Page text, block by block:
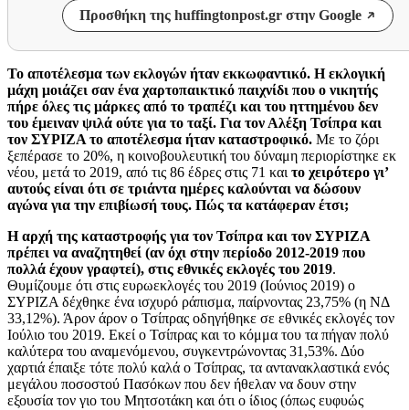
Προσθήκη της huffingtonpost.gr στην Google
Το αποτέλεσμα των εκλογών ήταν εκκωφαντικό. Η εκλογική
μάχη μοιάζει σαν ένα χαρτοπαικτικό παιχνίδι που ο νικητής
πήρε όλες τις μάρκες από το τραπέζι και του ηττημένου δεν
του έμειναν ψιλά ούτε για το ταξί. Για τον Αλέξη Τσίπρα και
τον ΣΥΡΙΖΑ το αποτέλεσμα ήταν καταστροφικό. Με το ζόρι
ξεπέρασε το 20%, η κοινοβουλευτική του δύναμη περιορίστηκε εκ
νέου, μετά το 2019, από τις 86 έδρες στις 71 και το χειρότερο γι’
αυτούς είναι ότι σε τριάντα ημέρες καλούνται να δώσουν
αγώνα για την επιβίωσή τους. Πώς τα κατάφεραν έτσι;
Η αρχή της καταστροφής για τον Τσίπρα και τον ΣΥΡΙΖΑ
πρέπει να αναζητηθεί (αν όχι στην περίοδο 2012-2019 που
πολλά έχουν γραφτεί), στις εθνικές εκλογές του 2019.
Θυμίζουμε ότι στις ευρωεκλογές του 2019 (Ιούνιος 2019) ο
ΣΥΡΙΖΑ δέχθηκε ένα ισχυρό ράπισμα, παίρνοντας 23,75% (η ΝΔ
33,12%). Άρον άρον ο Τσίπρας οδηγήθηκε σε εθνικές εκλογές τον
Ιούλιο του 2019. Εκεί ο Τσίπρας και το κόμμα του τα πήγαν πολύ
καλύτερα του αναμενόμενου, συγκεντρώνοντας 31,53%. Δύο
χαρτιά έπαιξε τότε πολύ καλά ο Τσίπρας, τα αντανακλαστικά ενός
μεγάλου ποσοστού Πασόκων που δεν ήθελαν να δουν στην
εξουσία τον γιο του Μητσοτάκη και ότι ο ίδιος (όπως ευφυώς